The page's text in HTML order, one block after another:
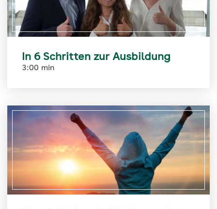
In 6 Schritten zur Ausbildung
3:00 min